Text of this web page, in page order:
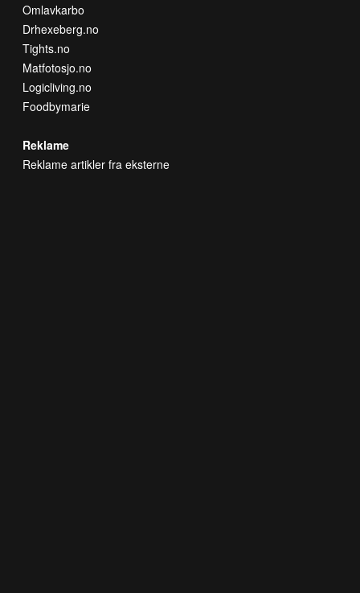
Omlavkarbo
Drhexeberg.no
Tights.no
Matfotosjo.no
Logicliving.no
Foodbymarie
Reklame
Reklame artikler fra eksterne